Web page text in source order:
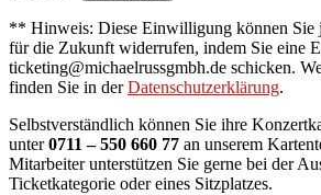
** Hinweis: Diese Einwilligung können Sie
für die Zukunft widerrufen, indem Sie eine
ticketing@michaelrussgmbh.de schicken.
finden Sie in derDatenschutzerklärung.
Selbstverständlich können Sie ihre
unter0711 – 550 660 77 an unserem
Mitarbeiter unterstützen Sie gerne bei der
Ticketkategorie oder eines Sitzplatzes.